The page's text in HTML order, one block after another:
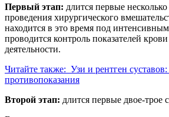
Первый этап: длится первые
проведения хирургического
находится в это время под
проводится контроль показателей
деятельности.
Читайте также: Узи и рентген
противопоказания
Второй этап: длится первые двое-трое